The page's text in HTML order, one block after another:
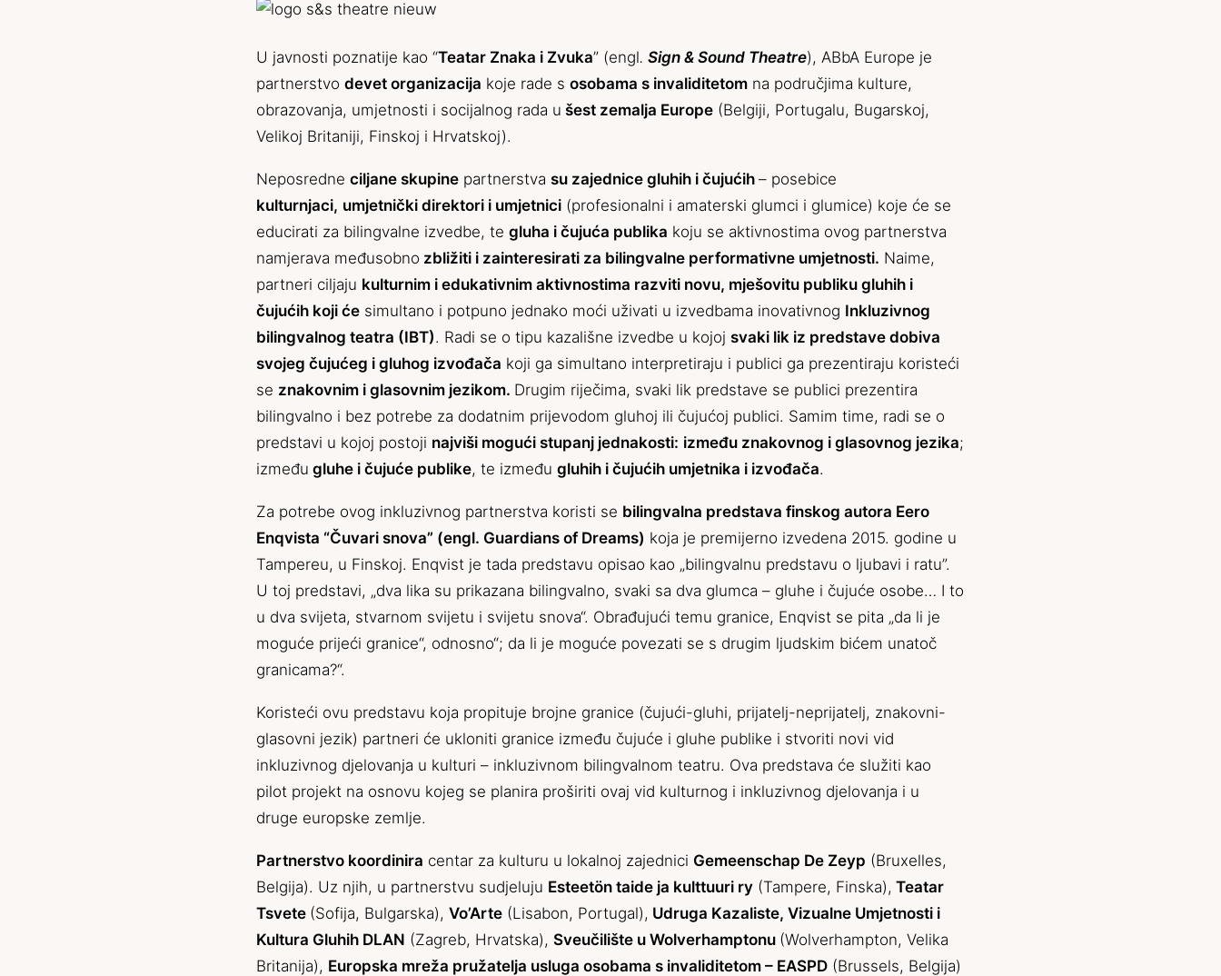
U javnosti poznatije kao “Teatar Znaka i Zvuka” (engl. Sign & Sound Theatre), ABbA Europe je
partnerstvo devet organizacija koje rade s osobama s invaliditetom na područjima kulture,
obrazovanja, umjetnosti i socijalnog rada u šest zemalja Europe (Belgiji, Portugalu, Bugarskoj,
Velikoj Britaniji, Finskoj i Hrvatskoj).
Neposredne ciljane skupine partnerstva su zajednice gluhih i čujućih – posebice
kulturnjaci, umjetnički direktori i umjetnici (profesionalni i amaterski glumci i glumice) koje će se
educirati za bilingvalne izvedbe, te gluha i čujuća publika koju se aktivnostima ovog partnerstva
namjerava međusobno zbližiti i zainteresirati za bilingvalne performativne umjetnosti. Naime,
partneri ciljaju kulturnim i edukativnim aktivnostima razviti novu, mješovitu publiku gluhih i
čujućih koji će simultano i potpuno jednako moći uživati u izvedbama inovativnog Inkluzivnog
bilingvalnog teatra (IBT). Radi se o tipu kazališne izvedbe u kojoj svaki lik iz predstave dobiva
svojeg čujućeg i gluhog izvođača koji ga simultano interpretiraju i publici ga prezentiraju koristeći
se znakovnim i glasovnim jezikom. Drugim riječima, svaki lik predstave se publici prezentira
bilingvalno i bez potrebe za dodatnim prijevodom gluhoj ili čujućoj publici. Samim time, radi se o
predstavi u kojoj postoji najviši mogući stupanj jednakosti: između znakovnog i glasovnog jezika;
između gluhe i čujuće publike, te između gluhih i čujućih umjetnika i izvođača.
Za potrebe ovog inkluzivnog partnerstva koristi se bilingvalna predstava finskog autora Eero
Enqvista “Čuvari snova” (engl. Guardians of Dreams) koja je premijerno izvedena 2015. godine u
Tampereu, u Finskoj. Enqvist je tada predstavu opisao kao „bilingvalnu predstavu o ljubavi i ratu”.
U toj predstavi, „dva lika su prikazana bilingvalno, svaki sa dva glumca – gluhe i čujuće osobe… I to
u dva svijeta, stvarnom svijetu i svijetu snova“. Obrađujući temu granice, Enqvist se pita „da li je
moguće prijeći granice“, odnosno“; da li je moguće povezati se s drugim ljudskim bićem unatoč
granicama?“.
Koristeći ovu predstavu koja propituje brojne granice (čujući-gluhi, prijatelj-neprijatelj, znakovni-
glasovni jezik) partneri će ukloniti granice između čujuće i gluhe publike i stvoriti novi vid
inkluzivnog djelovanja u kulturi – inkluzivnom bilingvalnom teatru. Ova predstava će služiti kao
pilot projekt na osnovu kojeg se planira proširiti ovaj vid kulturnog i inkluzivnog djelovanja i u
druge europske zemlje.
Partnerstvo koordinira centar za kulturu u lokalnoj zajednici Gemeenschap De Zeyp (Bruxelles,
Belgija). Uz njih, u partnerstvu sudjeluju Esteetön taide ja kulttuuri ry (Tampere, Finska), Teatar
Tsvete (Sofija, Bulgarska), Vo’Arte (Lisabon, Portugal), Udruga Kazaliste, Vizualne Umjetnosti i
Kultura Gluhih DLAN (Zagreb, Hrvatska), Sveučilište u Wolverhamptonu (Wolverhampton, Velika
Britanija), Europska mreža pružatelja usluga osobama s invaliditetom – EASPD (Brussels, Belgija)